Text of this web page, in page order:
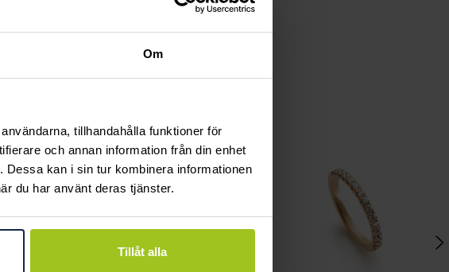
Om
tillhandahålla funktioner för
och annan information från din enhet
kan i sin tur kombinera informationen
du har använt deras tjänster.
Tillåt alla